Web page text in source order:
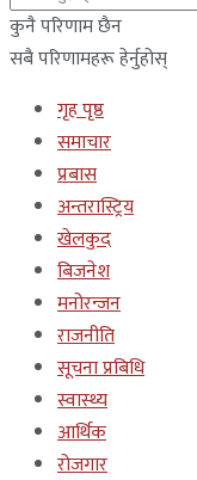
कुनै परिणाम छैन
सबै परिणामहरू हेर्नुहोस्
गृह पृष्ठ
समाचार
प्रबास
अन्तरास्ट्रिय
खेलकुद
बिजनेश
मनोरन्जन
राजनीति
सूचना प्रबिधि
स्वास्थ्य
आर्थिक
रोजगार